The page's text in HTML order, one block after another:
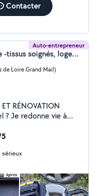
Contacter
Auto-entrepreneur
Issam Yousfi (Élan2Vie -tissus soignés, logement arrangé-)
de Loire Grand Mail)
RÉNOVATION
? Je redonne vie à
extracteur, haute
vérandas).
:
sérieux